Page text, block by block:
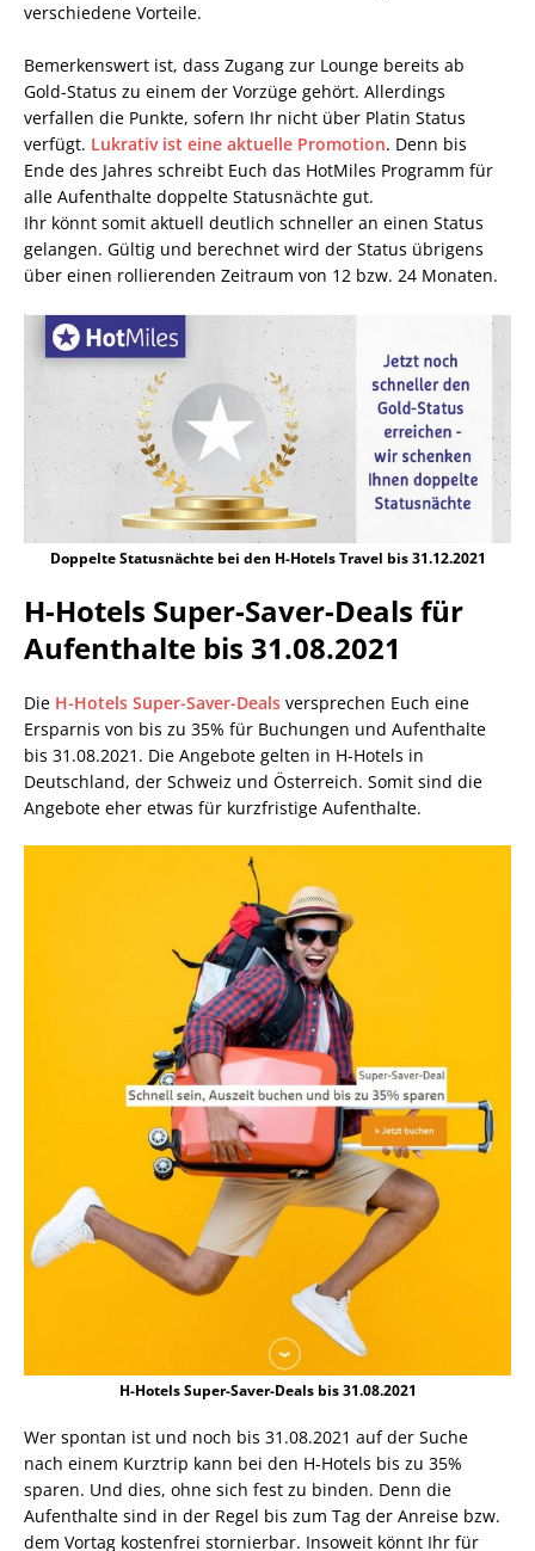
verschiedene Vorteile.
Bemerkenswert ist, dass Zugang zur Lounge bereits ab
Gold-Status zu einem der Vorzüge gehört. Allerdings
verfallen die Punkte, sofern Ihr nicht über Platin Status
verfügt. Lukrativ ist eine aktuelle Promotion. Denn bis
Ende des Jahres schreibt Euch das HotMiles Programm für
alle Aufenthalte doppelte Statusnächte gut.
Ihr könnt somit aktuell deutlich schneller an einen Status
gelangen. Gültig und berechnet wird der Status übrigens
über einen rollierenden Zeitraum von 12 bzw. 24 Monaten.
Doppelte Statusnächte bei den H-Hotels Travel bis 31.12.2021
H-Hotels Super-Saver-Deals für
Aufenthalte bis 31.08.2021
Die H-Hotels Super-Saver-Deals versprechen Euch eine
Ersparnis von bis zu 35% für Buchungen und Aufenthalte
bis 31.08.2021. Die Angebote gelten in H-Hotels in
Deutschland, der Schweiz und Österreich. Somit sind die
Angebote eher etwas für kurzfristige Aufenthalte.
H-Hotels Super-Saver-Deals bis 31.08.2021
Wer spontan ist und noch bis 31.08.2021 auf der Suche
nach einem Kurztrip kann bei den H-Hotels bis zu 35%
sparen. Und dies, ohne sich fest zu binden. Denn die
Aufenthalte sind in der Regel bis zum Tag der Anreise bzw.
dem Vortag kostenfrei stornierbar. Insoweit könnt Ihr für